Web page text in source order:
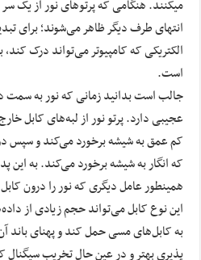
انتهای طرف دیگر ظاهر می‌شوند؛ برای
الکتریکی که کامپیوتر می‌تواند درک کند،
است.
جالب است بدانید زمانی که نور به سمت
عجیبی دارد. پرتو نور از لبه‌های کابل
کم عمق به شیشه برخورد می‌کند و سپس
که انگار به شیشه برخورد می‌کند. به این
همینطور عامل دیگری که نور را درون
این نوع کابل می‌تواند حجم زیادی از
به کابل‌های مسی حمل کند و پهنای باند
پذیری بهتر و در عین حال تخریب